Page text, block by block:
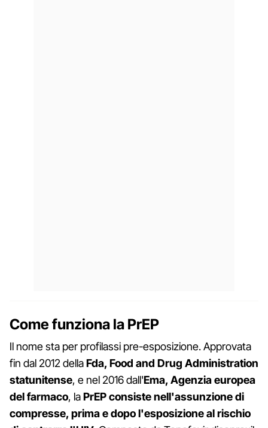
Come funziona la PrEP
Il nome sta per profilassi pre-esposizione. Approvata
fin dal 2012 dellaFda, Food and Drug Administration
statunitense, e nel 2016 dall'Ema, Agenzia europea
del farmaco, laPrEP consiste nell'assunzione di
compresse, prima e dopo l'esposizione al rischio